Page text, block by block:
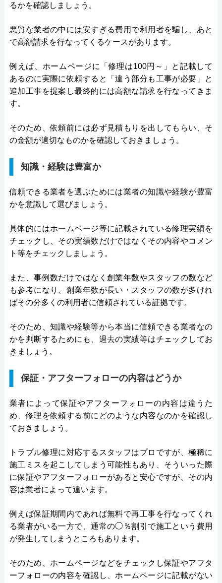
るかを確認しましょう。
悪質な業者の中には安すぎる費用で利用者を騙し、あと
で高額請求を行なってくるケースがあります。
例えば、ホームページに「修理は100円～」と記載して
あるのに実際に依頼すると「違う部分も工事が必要」と
追加工事を提案し最終的には高額な請求を行なってきま
す。
そのため、依頼前には必ず見積もりを出してもらい、そ
の金額が適切なものかを確認しておきましょう。
知識・経験は豊富か
信頼できる業者を選ぶためには業者の知識や経験が豊富
かを意識して選びましょう。
具体的にはホームページ等に記載されている修理実績を
チェックし、その実績数だけではなくその内容やコメン
ト等をチェックしましょう。
また、事例数だけではなく創業年数やスタッフの数など
も参考になり、創業年数が長い・スタッフの数が多けれ
ばその分多くの利用者に信頼されている証拠です。
そのため、知識や経験等から本当に信頼できる業者なの
かを判断するためにも、過去の実績等はチェックしてお
きましょう。
保証・アフターフォローの内容はどうか
業者によって保証やアフターフォローの内容は違うた
め、修理を依頼する前にどのような内容なのかを確認し
ておきましょう。
トラブル修理に対応するスタッフはプロですが、極稀に
施工ミスを起こしてしまう可能性もあり、そういった際
に保証やアフターフォローがあると安心ですが、その内
容は業者によって違います。
例えば保証期間内であれば無料で再工事を行なってくれ
る業者がいる一方で、通常の◯％割引で施工という費用
が発生してしまうところもあります。
そのため、ホームページなどをチェックし保証やアフタ
ーフォローの内容を確認し、ホームページに記載がない